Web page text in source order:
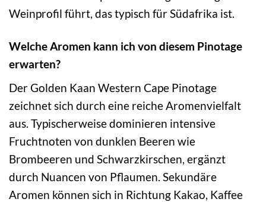
Weinprofil führt, das typisch für Südafrika ist.
Welche Aromen kann ich von diesem Pinotage
erwarten?
Der Golden Kaan Western Cape Pinotage
zeichnet sich durch eine reiche Aromenvielfalt
aus. Typischerweise dominieren intensive
Fruchtnoten von dunklen Beeren wie
Brombeeren und Schwarzkirschen, ergänzt
durch Nuancen von Pflaumen. Sekundäre
Aromen können sich in Richtung Kakao, Kaffee